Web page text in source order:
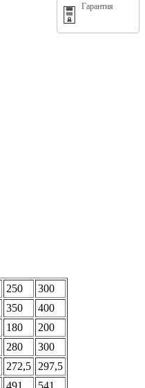
Гарантия
250
300
350
400
180
200
280
300
272,5
297,5
491 541